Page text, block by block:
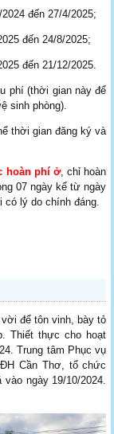
đến 27/4/2025;
đến 24/8/2025;
đến 21/12/2025.
(thời gian này để
sinh phòng).
thời gian đăng ký và
hoàn phí ở, chỉ hoàn
07 ngày kể từ ngày
lý do chính đáng.
để tôn vinh, bày tỏ
Thiết thực cho hoạt
Trung tâm Phục vụ
Cần Thơ, tổ chức
ngày 19/10/2024.